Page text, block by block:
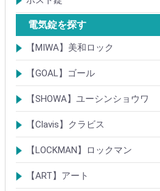
【Tajima(MET)】
【DAIKEN】
【コーワソニア】
【キョーワナスタ】
【リンタツ】
その他
電気錠を探す
【MIWA】美和ロック
電気錠・電気ストライク
通電金具
制御器・操作器
電材・その他
BANシリーズ
非接触キー・IDカード
Raccessシリーズ
ノンタッチシリーズ
iELシリーズ
FKL・FeliCa・MIFARE
キースイッチ
補修品・代替品
【GOAL】ゴール
電気錠
通電金具
電気錠システム製品
キースイッチ
【SHOWA】ユーシンショウワ
電気錠・電気ストライク
電気錠システム製品
キースイッチ
【Clavis】クラビス
電気錠
電気錠システム製品
Tebra(ハンズフリー)
キースイッチ
【LOCKMAN】ロックマン
電磁式電気錠
電磁錠取付ブラケット
電気錠システム製品
【ART】アート